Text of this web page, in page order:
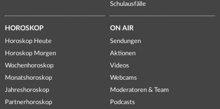
Schulausfälle
HOROSKOP
Horoskop Heute
Horoskop Morgen
Wochenhoroskop
Monatshoroskop
Jahreshoroskop
Partnerhoroskop
ON AIR
Sendungen
Aktionen
Videos
Webcams
Moderatoren & Team
Podcasts